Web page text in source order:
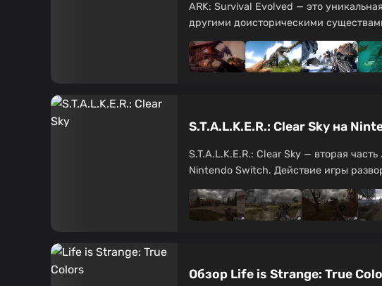
ARK: Survival Evolved — это
другими доисторическими
S.T.A.L.K.E.R.: Clear Sky на
S.T.A.L.K.E.R.: Clear Sky — вторая
Nintendo Switch. Действие игры
Обзор Life is Strange: True